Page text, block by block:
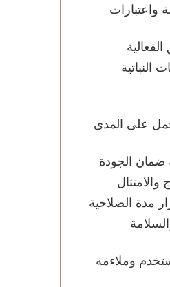
واعتبارات
النباتية
على المدى
ضمان الجودة
والامتثال
مدة الصلاحية
وملاءمة